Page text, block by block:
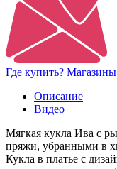
Где купить? Магазины
Описание
Видео
Мягкая кукла Ива с
пряжи, убранными в
Кукла в платье с